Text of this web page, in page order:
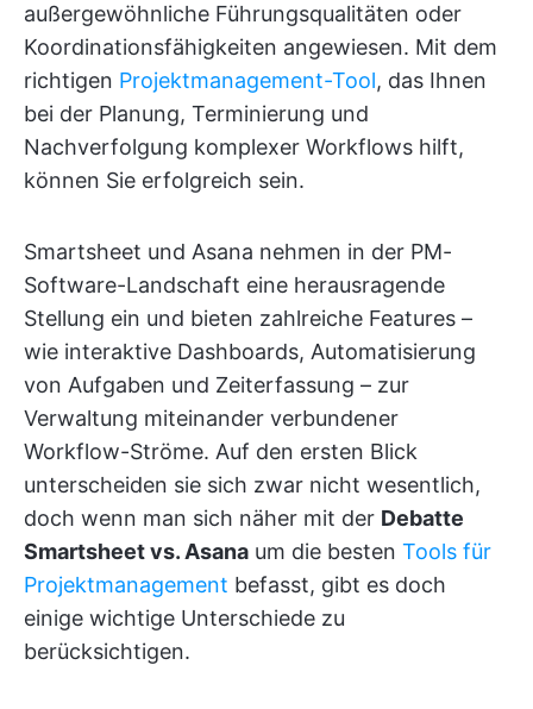
außergewöhnliche Führungsqualitäten oder
Koordinationsfähigkeiten angewiesen. Mit dem
richtigen Projektmanagement-Tool, das Ihnen
bei der Planung, Terminierung und
Nachverfolgung komplexer Workflows hilft,
können Sie erfolgreich sein.
Smartsheet und Asana nehmen in der PM-
Software-Landschaft eine herausragende
Stellung ein und bieten zahlreiche Features –
wie interaktive Dashboards, Automatisierung
von Aufgaben und Zeiterfassung – zur
Verwaltung miteinander verbundener
Workflow-Ströme. Auf den ersten Blick
unterscheiden sie sich zwar nicht wesentlich,
doch wenn man sich näher mit der Debatte
Smartsheet vs. Asana um die besten Tools für
Projektmanagement befasst, gibt es doch
einige wichtige Unterschiede zu
berücksichtigen.